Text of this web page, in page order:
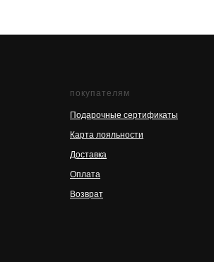
покупателям
Подарочные сертификаты
Карта лояльности
Доставка
Оплата
Возврат